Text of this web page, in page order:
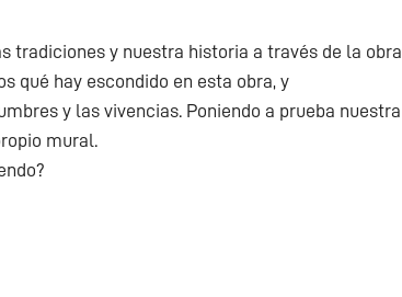
y nuestra historia a través de la obra
qué hay escondido en esta obra, y
y las vivencias. Poniendo a prueba nuestra
mural.